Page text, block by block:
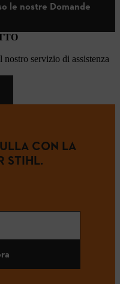
le nostre Domande
servizio di assistenza
CON LA
STIHL.